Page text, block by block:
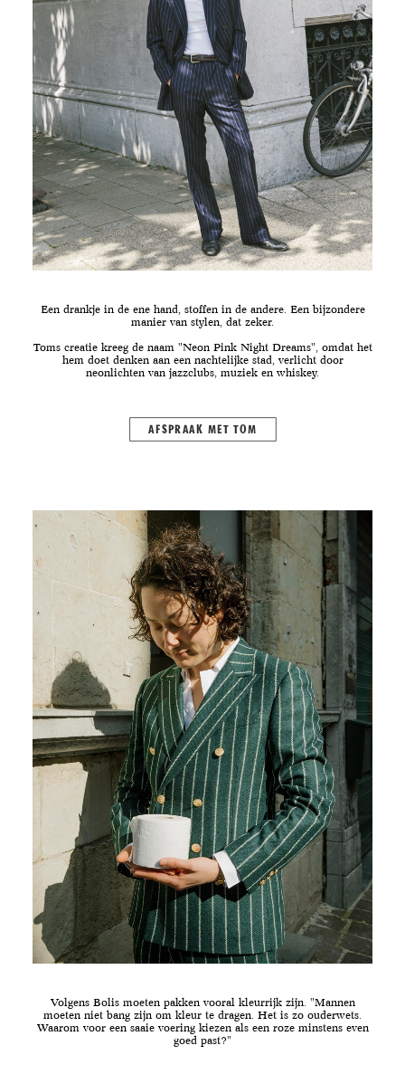
Een drankje in de ene hand, stoffen in de andere. Een bijzondere
manier van stylen, dat zeker.
Toms creatie kreeg de naam "Neon Pink Night Dreams", omdat het
hem doet denken aan een nachtelijke stad, verlicht door
neonlichten van jazzclubs, muziek en whiskey.
AFSPRAAK MET TOM
Volgens Bolis moeten pakken vooral kleurrijk zijn. "Mannen
moeten niet bang zijn om kleur te dragen. Het is zo ouderwets.
Waarom voor een saaie voering kiezen als een roze minstens even
goed past?"